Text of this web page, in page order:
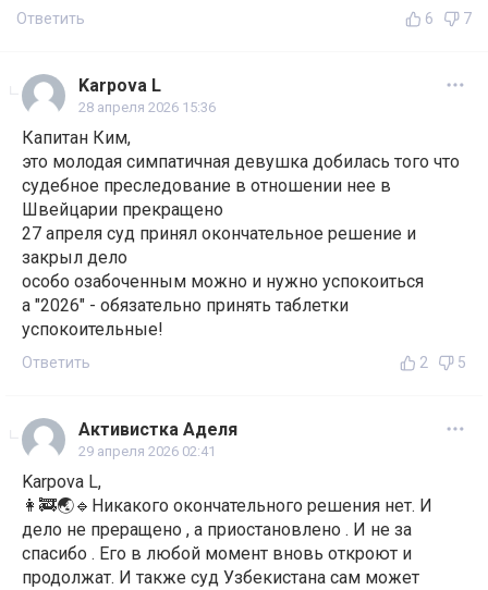
Ответить 6 7
Karpova L
28 апреля 2026 15:36
Капитан Ким,
это молодая симпатичная девушка добилась того что
судебное преследование в отношении нее в
Швейцарии прекращено
27 апреля суд принял окончательное решение и
закрыл дело
особо озабоченным можно и нужно успокоиться
а "2026" - обязательно принять таблетки
успокоительные!
Ответить 2 5
Активистка Аделя
29 апреля 2026 02:41
Karpova L,
👩‍🚒🌏🔹Никакого окончательного решения нет. И
дело не преращено , а приостановлено . И не за
спасибо . Его в любой момент вновь откроют и
продолжат. И также суд Узбекистана сам может